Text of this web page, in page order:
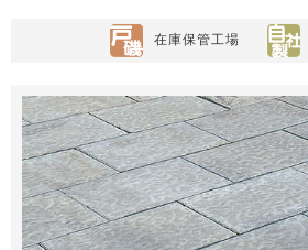
在庫保管工場